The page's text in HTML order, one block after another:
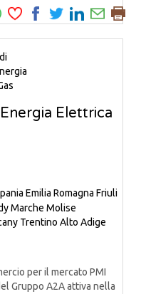
Elettrica
Emilia Romagna Friuli
Marche Molise
Trentino Alto Adige
per il mercato PMI
Gruppo A2A attiva nella